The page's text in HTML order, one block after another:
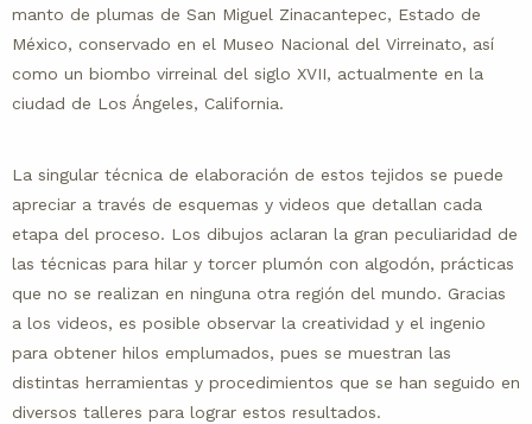
manto de plumas de San Miguel Zinacantepec, Estado de
México, conservado en el Museo Nacional del Virreinato, así
como un biombo virreinal del siglo XVII, actualmente en la
ciudad de Los Ángeles, California.
La singular técnica de elaboración de estos tejidos se puede
apreciar a través de esquemas y videos que detallan cada
etapa del proceso. Los dibujos aclaran la gran peculiaridad de
las técnicas para hilar y torcer plumón con algodón, prácticas
que no se realizan en ninguna otra región del mundo. Gracias
a los videos, es posible observar la creatividad y el ingenio
para obtener hilos emplumados, pues se muestran las
distintas herramientas y procedimientos que se han seguido en
diversos talleres para lograr estos resultados.